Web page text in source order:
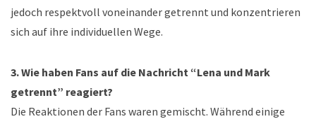
jedoch respektvoll voneinander getrennt und konzentrieren
sich auf ihre individuellen Wege.
3. Wie haben Fans auf die Nachricht “Lena und Mark
getrennt” reagiert?
Die Reaktionen der Fans waren gemischt. Während einige